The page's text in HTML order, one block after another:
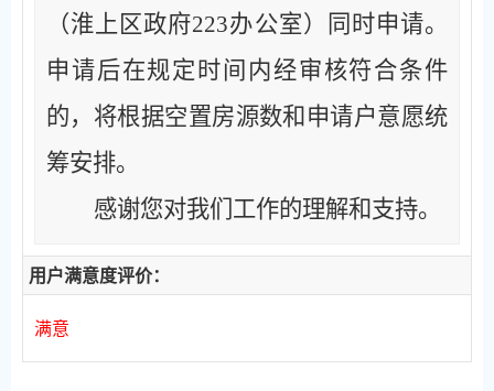
（淮上区政府223办公室）同时申请。
申请后在规定时间内经审核符合条件
的，将根据空置房源数和申请户意愿统
筹安排。
感谢您对我们工作的理解和支持。
用户满意度评价：
满意